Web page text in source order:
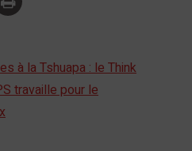
à la Tshuapa : le Think
travaille pour le